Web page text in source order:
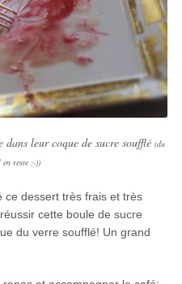
leur coque de sucre soufflé (du
en reste ;-))
ce dessert très frais et très
cette boule de sucre
du verre soufflé! Un grand